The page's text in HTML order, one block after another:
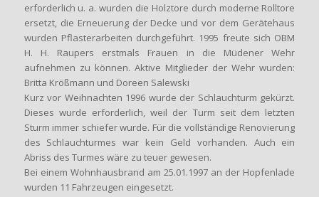
erforderlich u. a. wurden die Holztore durch moderne Rolltore
ersetzt, die Erneuerung der Decke und vor dem Gerätehaus
wurden Pflasterarbeiten durchgeführt. 1995 freute sich OBM
H. H. Raupers erstmals Frauen in die Müdener Wehr
aufnehmen zu können. Aktive Mitglieder der Wehr wurden:
Britta Krößmann und Doreen Salewski
Kurz vor Weihnachten 1996 wurde der Schlauchturm gekürzt.
Dieses wurde erforderlich, weil der Turm seit dem letzten
Sturm immer schiefer wurde. Für die vollständige Renovierung
des Schlauchturmes war kein Geld vorhanden. Auch ein
Abriss des Turmes wäre zu teuer gewesen.
Bei einem Wohnhausbrand am 25.01.1997 an der Hopfenlade
wurden 11 Fahrzeugen eingesetzt.